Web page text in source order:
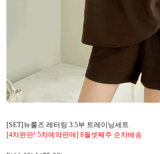
[SET]뉴룰즈 레터링 3.5부 트레이닝세트
[4차완판! 5차예약판매] 8월셋째주 순차배송